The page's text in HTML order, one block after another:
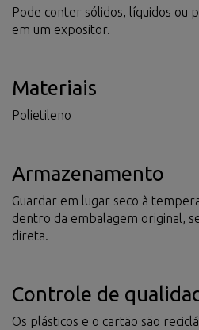
Pode conter sólidos, líquidos ou
em um expositor.
Materiais
Polietileno
Armazenamento
Guardar em lugar seco à
dentro da embalagem original,
direta.
Controle de
Os plásticos e o cartão são